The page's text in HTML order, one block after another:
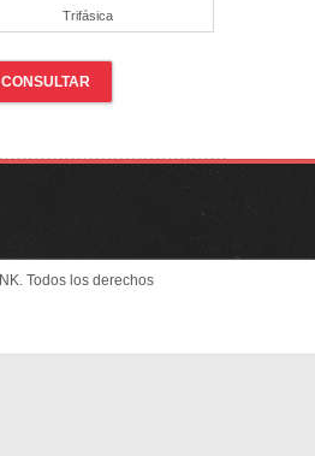
Trifásica
CONSULTAR
Todos los derechos